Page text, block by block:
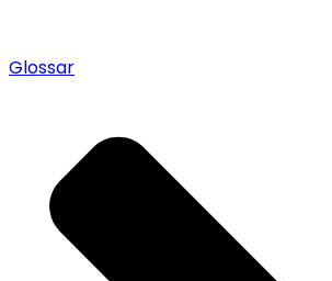
Glossar